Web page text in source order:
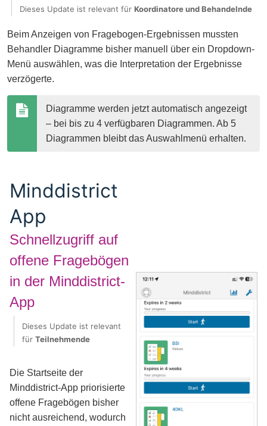
Dieses Update ist relevant für Koordinatore und Behandelnde
Beim Anzeigen von Fragebogen-Ergebnissen mussten
Behandler Diagramme bisher manuell über ein Dropdown-
Menü auswählen, was die Interpretation der Ergebnisse
verzögerte.
Diagramme werden jetzt automatisch angezeigt
– bei bis zu 4 verfügbaren Diagrammen. Ab 5
Diagrammen bleibt das Auswahlmenü erhalten.
Minddistrict
App
Schnellzugriff auf
offene Fragebögen
in der Minddistrict-
App
Dieses Update ist relevant
für Teilnehmende
Die Startseite der
Minddistrict-App priorisierte
offene Fragebögen bisher
nicht ausreichend, wodurch